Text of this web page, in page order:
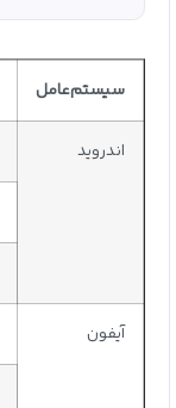
سیستم‌عامل
اندروید
آیفون